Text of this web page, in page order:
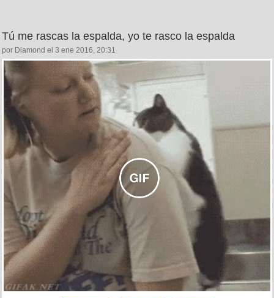
Tú me rascas la espalda, yo te rasco la espalda
por Diamond el 3 ene 2016, 20:31